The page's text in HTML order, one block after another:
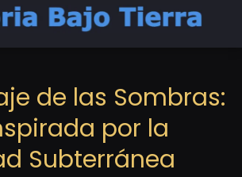
de las Sombras:
por la
Subterránea